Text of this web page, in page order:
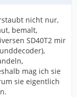
nicht nur,
bemalt,
SD40T2 mir
mag ich sie
sie eigentlich